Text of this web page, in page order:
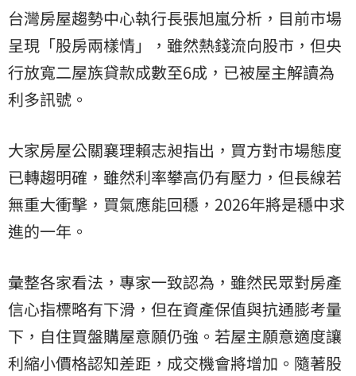
台灣房屋趨勢中心執行長張旭嵐分析，目前市場
呈現「股房兩樣情」，雖然熱錢流向股市，但央
行放寬二屋族貸款成數至6成，已被屋主解讀為
利多訊號。
大家房屋公關襄理賴志昶指出，買方對市場態度
已轉趨明確，雖然利率攀高仍有壓力，但長線若
無重大衝擊，買氣應能回穩，2026年將是穩中求
進的一年。
彙整各家看法，專家一致認為，雖然民眾對房產
信心指標略有下滑，但在資產保值與抗通膨考量
下，自住買盤購屋意願仍強。若屋主願意適度讓
利縮小價格認知差距，成交機會將增加。隨著股